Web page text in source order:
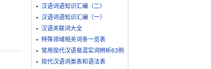
汉语词语知识汇编（二）
汉语词语知识汇编（一）
汉语关联词大全
特殊领域相关词条一览表
常用现代汉语易混实词辨析63例
现代汉语词类表和语法表